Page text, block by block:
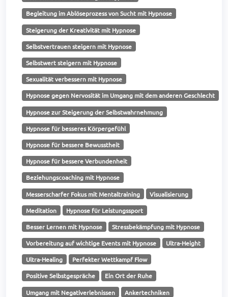
Begleitung im Ablöseprozess von Sucht mit Hypnose
Steigerung der Kreativität mit Hypnose
Selbstvertrauen steigern mit Hypnose
Selbstwert steigern mit Hypnose
Sexualität verbessern mit Hypnose
Hypnose gegen Nervosität im Umgang mit dem anderen Geschlecht
Hypnose zur Steigerung der Selbstwahrnehmung
Hypnose für besseres Körpergefühl
Hypnose für bessere Bewusstheit
Hypnose für bessere Verbundenheit
Beziehungscoaching mit Hypnose
Messerscharfer Fokus mit Mentaltraining Visualisierung
Meditation Hypnose für Leistungssport
Besser Lernen mit Hypnose Stressbekämpfung mit Hypnose
Vorbereitung auf wichtige Events mit Hypnose Ultra-Height
Ultra-Healing Perfekter Wettkampf Flow
Positive Selbstgespräche Ein Ort der Ruhe
Umgang mit Negativerlebnissen Ankertechniken